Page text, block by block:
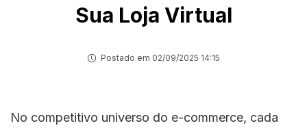
Sua Loja Virtual
Postado em 02/09/2025 14:15
No competitivo universo do e-commerce, cada